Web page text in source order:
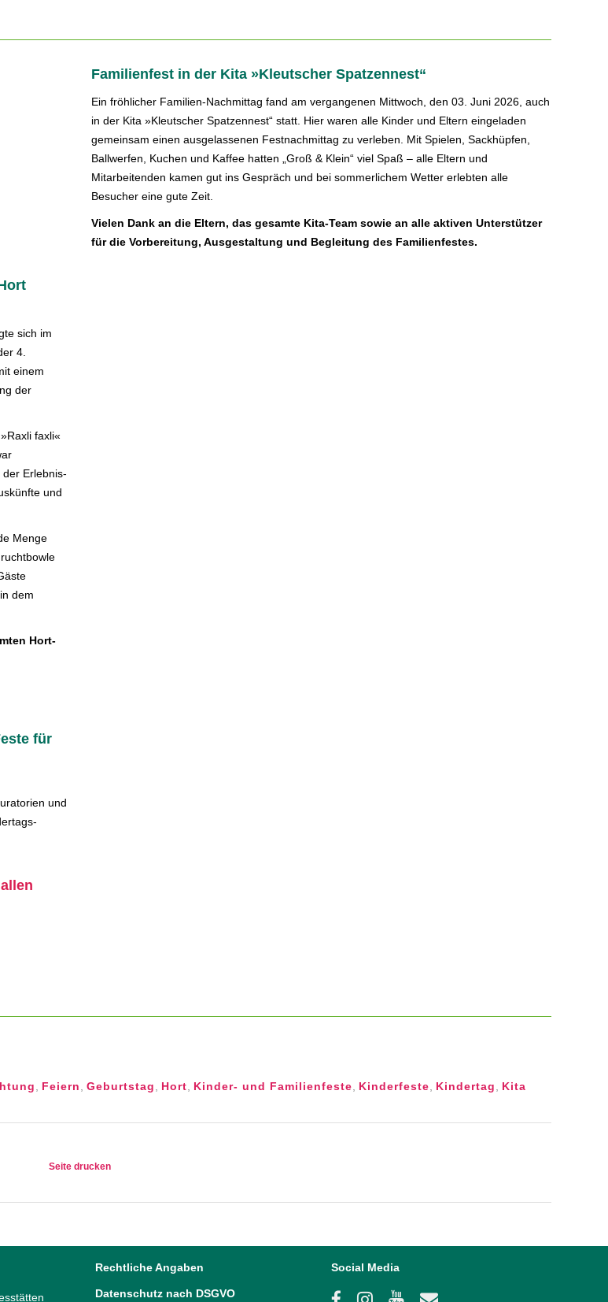
Familienfest in der Kita »Kleutscher Spatzennest“
Ein fröhlicher Familien-Nachmittag fand am vergangenen Mittwoch, den 03. Juni 2026, auch
in der Kita »Kleutscher Spatzennest“ statt. Hier waren alle Kinder und Eltern eingeladen
gemeinsam einen ausgelassenen Festnachmittag zu verleben. Mit Spielen, Sackhüpfen,
Ballwerfen, Kuchen und Kaffee hatten „Groß & Klein“ viel Spaß – alle Eltern und
Mitarbeitenden kamen gut ins Gespräch und bei sommerlichem Wetter erlebten alle
Besucher eine gute Zeit.
Vielen Dank an die Eltern, das gesamte Kita-Team sowie an alle aktiven Unterstützer
für die Vorbereitung, Ausgestaltung und Begleitung des Familienfestes.
sich im
4.
einem
der
faxli«
Erlebnis-
und
Menge
dem
Hort-
für
und
Feiern Geburtstag Hort Kinder- und Familienfeste Kinderfeste Kindertag Kita
Seite drucken
Rechtliche Angaben
Datenschutz nach DSGVO
Social Media